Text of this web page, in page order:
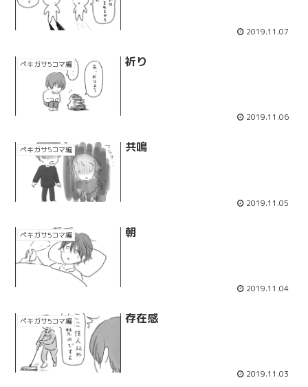
2019.11.07
ペキガサ5コマ編 祈り
2019.11.06
ペキガサ5コマ編 共鳴
2019.11.05
ペキガサ5コマ編 朝
2019.11.04
ペキガサ5コマ編 存在感
2019.11.03